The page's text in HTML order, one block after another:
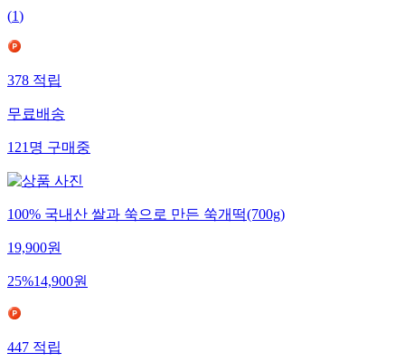
(1)
378적립
무료배송
121명구매중
100% 국내산 쌀과 쑥으로 만든 쑥개떡(700g)
19,900원
25%14,900원
447적립